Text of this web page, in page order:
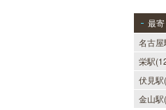
最
名古
栄駅
伏見駅
金山駅